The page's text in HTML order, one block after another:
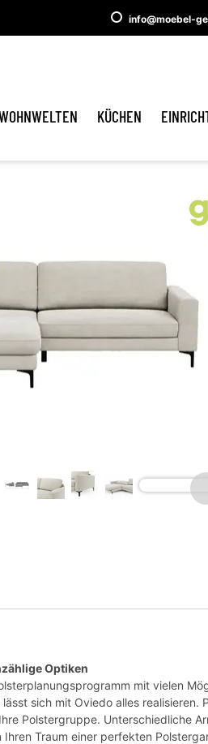
info@moebel-
KÜCHEN
Optiken
mit vielen
sich mit Oviedo alles
Polstergruppe. Unterschiedliche
Ihren Traum einer perfekten